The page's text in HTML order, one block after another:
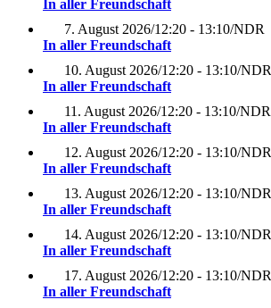
In aller Freundschaft
7. August 2026/12:20 - 13:10/NDR
In aller Freundschaft
10. August 2026/12:20 - 13:10/NDR
In aller Freundschaft
11. August 2026/12:20 - 13:10/NDR
In aller Freundschaft
12. August 2026/12:20 - 13:10/NDR
In aller Freundschaft
13. August 2026/12:20 - 13:10/NDR
In aller Freundschaft
14. August 2026/12:20 - 13:10/NDR
In aller Freundschaft
17. August 2026/12:20 - 13:10/NDR
In aller Freundschaft